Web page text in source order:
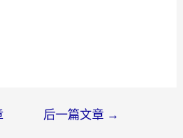
后一篇文章 →